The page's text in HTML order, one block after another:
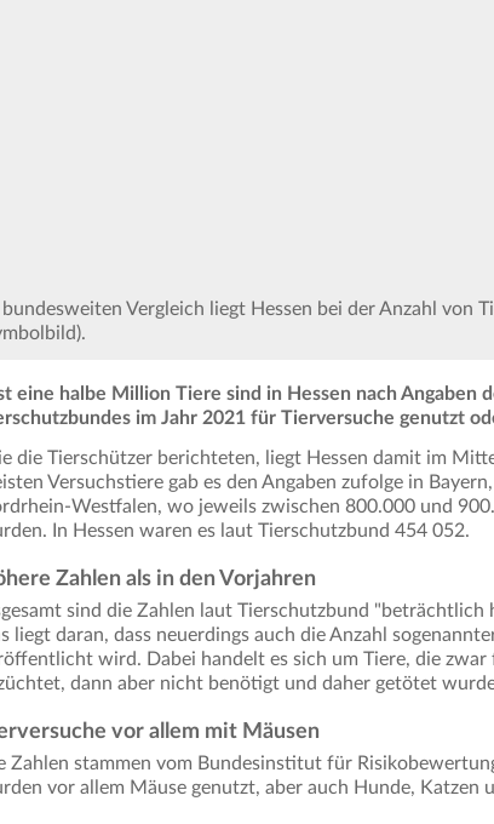
bundesweiten Vergleich liegt Hessen bei der Anzahl von
eine halbe Million Tiere sind in Hessen nach Angaben
im Jahr 2021 für Tierversuche genutzt
die Tierschützer berichteten, liegt Hessen damit im
Versuchstiere gab es den Angaben zufolge in
Westfalen, wo jeweils zwischen 800.000 und
In Hessen waren es laut Tierschutzbund 454 052.
Zahlen als in den Vorjahren
sind die Zahlen laut Tierschutzbund "beträchtlich
liegt daran, dass neuerdings auch die Anzahl
wird. Dabei handelt es sich um Tiere, die
dann aber nicht benötigt und daher getötet
vor allem mit Mäusen
Zahlen stammen vom Bundesinstitut für
vor allem Mäuse genutzt, aber auch Hunde, Katzen